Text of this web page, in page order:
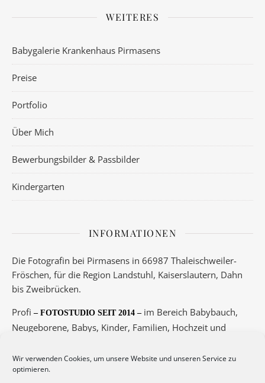
Wir verwenden Cookies, um unsere Website und unseren Service zu
optimieren.
WEITERES
Babygalerie Krankenhaus Pirmasens
Preise
Portfolio
Über Mich
Bewerbungsbilder & Passbilder
Kindergarten
INFORMATIONEN
Die Fotografin bei Pirmasens in 66987 Thaleischweiler-
Fröschen, für die Region Landstuhl, Kaiserslautern, Dahn
bis Zweibrücken.
Profi – FOTOSTUDIO SEIT 2014 – im Bereich Babybauch,
Neugeborene, Babys, Kinder, Familien, Hochzeit und
Telefon 06334/5789 oder 0175/3417145